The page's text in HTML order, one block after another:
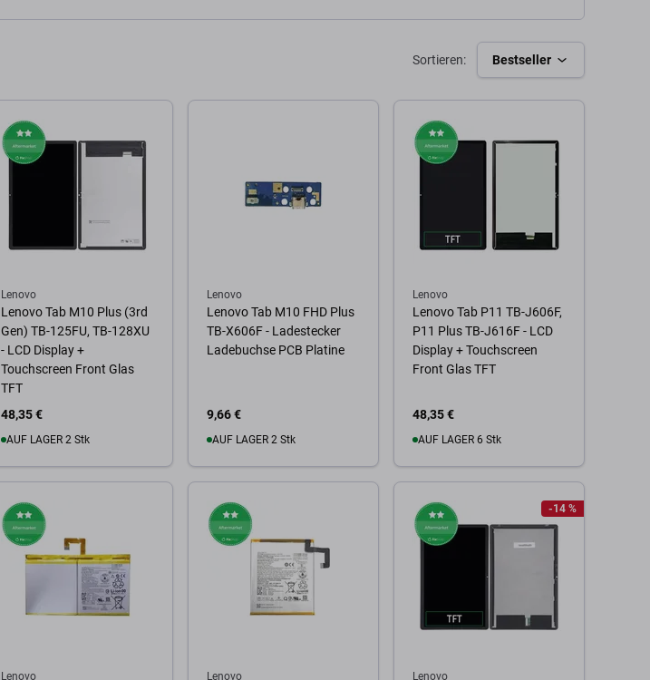
Sortieren: Bestseller
Lenovo
Lenovo Tab M10 Plus (3rd
Gen) TB-125FU, TB-128XU
- LCD Display +
Touchscreen Front Glas
TFT
48,35 €
AUF LAGER 2 Stk
Lenovo
Lenovo Tab M10 FHD Plus
TB-X606F - Ladestecker
Ladebuchse PCB Platine
9,66 €
AUF LAGER 2 Stk
Lenovo
Lenovo Tab P11 TB-J606F,
P11 Plus TB-J616F - LCD
Display + Touchscreen
Front Glas TFT
48,35 €
AUF LAGER 6 Stk
Lenovo Lenovo
-14 %
Lenovo